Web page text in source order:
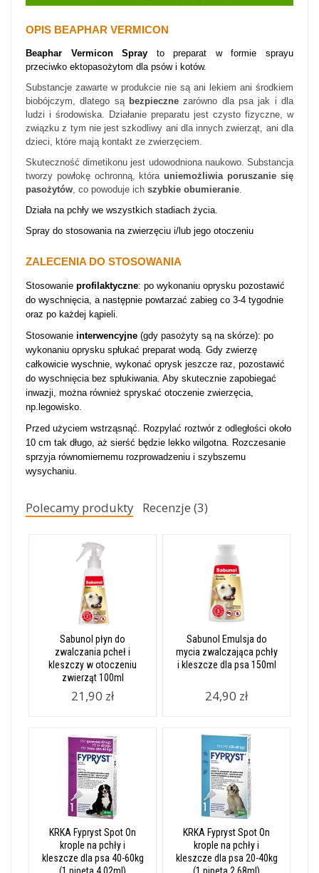
OPIS BEAPHAR VERMICON
Beaphar Vermicon Spray to preparat w formie sprayu
przeciwko ektopasożytom dla psów i kotów.
Substancje zawarte w produkcie nie są ani lekiem ani środkiem
biobójczym, dlatego są bezpieczne zarówno dla psa jak i dla
ludzi i środowiska. Działanie preparatu jest czysto fizyczne, w
związku z tym nie jest szkodliwy ani dla innych zwierząt, ani dla
dzieci, które mają kontakt ze zwierzęciem.
Skuteczność dimetikonu jest udowodniona naukowo. Substancja
tworzy powłokę ochronną, którauniemożliwia poruszanie się
pasożytów, co powoduje ich szybkie obumieranie.
Działa na pchły we wszystkich stadiach życia.
Spray do stosowania na zwierzęciu i/lub jego otoczeniu
ZALECENIA DO STOSOWANIA
Stosowanie profilaktyczne: po wykonaniu oprysku pozostawić
do wyschnięcia, a następnie powtarzać zabieg co 3-4 tygodnie
oraz po każdej kąpieli.
Stosowanie interwencyjne (gdy pasożyty są na skórze): po
wykonaniu oprysku spłukać preparat wodą. Gdy zwierzę
całkowicie wyschnie, wykonać oprysk jeszcze raz, pozostawić
do wyschnięcia bez spłukiwania. Aby skutecznie zapobiegać
inwazji, można również spryskać otoczenie zwierzęcia,
np.legowisko.
Przed użyciem wstrząsnąć. Rozpylać roztwór z odległości około
10 cm tak długo, aż sierść będzie lekko wilgotna. Rozczesanie
sprzyja równomiernemu rozprowadzeniu i szybszemu
wysychaniu.
Polecamy produkty Recenzje (3)
Sabunol płyn do
zwalczania pcheł i
kleszczy w otoczeniu
zwierząt 100ml
21,90 zł
Sabunol Emulsja do
mycia zwalczająca pchły
i kleszcze dla psa 150ml
24,90 zł
KRKA Fypryst Spot On
krople na pchły i
kleszcze dla psa 40-60kg
KRKA Fypryst Spot On
krople na pchły i
kleszcze dla psa 20-40kg